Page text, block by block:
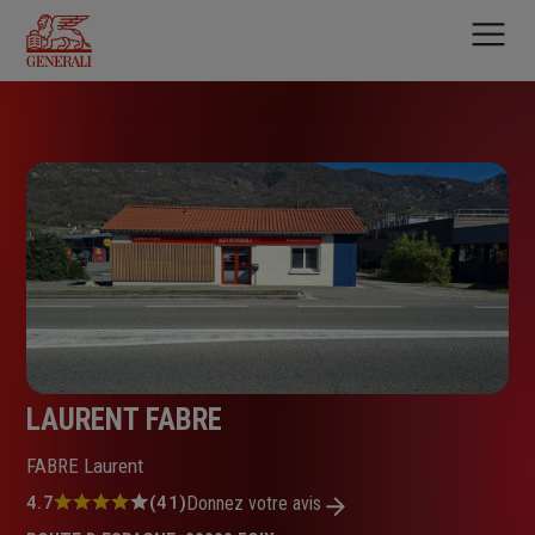
contenu
principal
LAURENT FABRE
FABRE Laurent
Note
4.7 (41)Donnez votre avis